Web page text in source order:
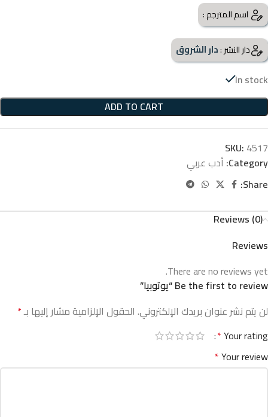
اسم المترجم :
دار النشر :دار الشروق
In stock
ADD TO CART
SKU: 4517
Category: أدب عربي
Share:
Reviews (0)
Reviews
There are no reviews yet.
Be the first to review “يوتوبيا”
لن يتم نشر عنوان بريدك الإلكتروني. الحقول الإلزامية مشار إليها بـ*
Your rating
*
Your review
*